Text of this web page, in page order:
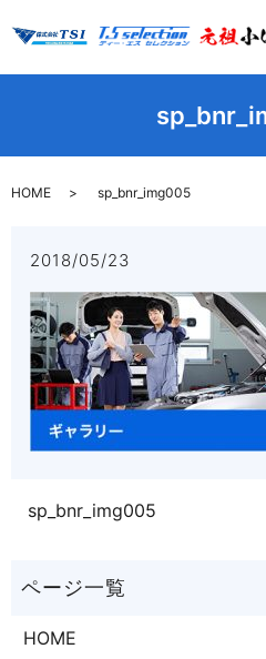
HOME sp_bnr_img005
2018/05/23
sp_bnr_img005
HOME